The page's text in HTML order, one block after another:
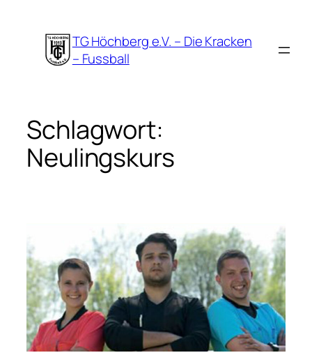
springen
TG Höchberg e.V. – Die Kracken
– Fussball
Schlagwort:
Neulingskurs